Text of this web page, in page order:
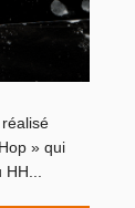
» qui